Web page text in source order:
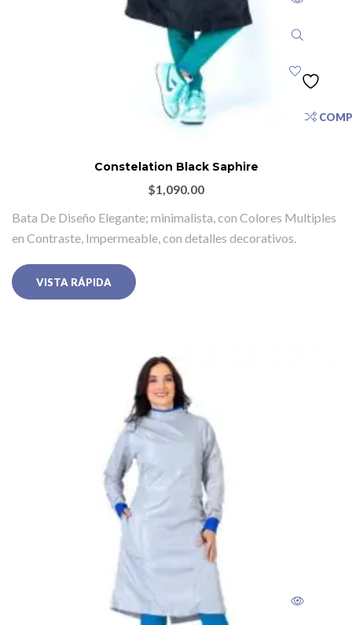
Constelation Black Saphire
$1,090.00
Bata De Diseño Elegante; minimalista, con Colores Multiples
en Contraste, Impermeable, con detalles decorativos.
VISTA RÁPIDA